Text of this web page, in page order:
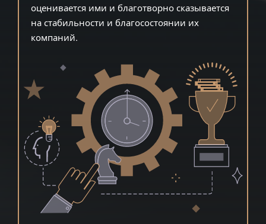
оценивается ими и благотворно сказывается
на стабильности и благосостоянии их
компаний.